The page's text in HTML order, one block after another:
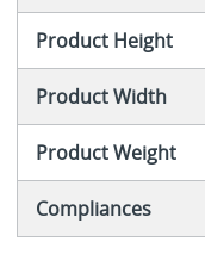
Product Height
Product Width
Product Weight
Compliances